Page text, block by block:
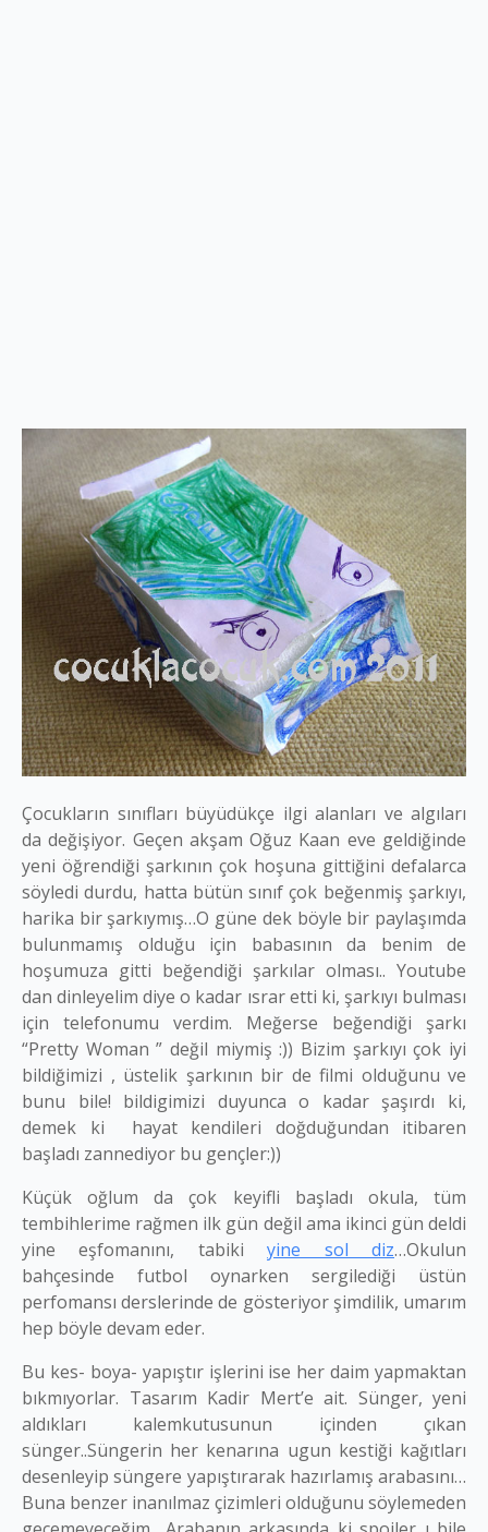
Çocukların sınıfları büyüdükçe ilgi alanları ve algıları
da değişiyor. Geçen akşam Oğuz Kaan eve geldiğinde
yeni öğrendiği şarkının çok hoşuna gittiğini defalarca
söyledi durdu, hatta bütün sınıf çok beğenmiş şarkıyı,
harika bir şarkıymış…O güne dek böyle bir paylaşımda
bulunmamış olduğu için babasının da benim de
hoşumuza gitti beğendiği şarkılar olması.. Youtube
dan dinleyelim diye o kadar ısrar etti ki, şarkıyı bulması
için telefonumu verdim. Meğerse beğendiği şarkı
“Pretty Woman ” değil miymiş :)) Bizim şarkıyı çok iyi
bildiğimizi , üstelik şarkının bir de filmi olduğunu ve
bunu bile! bildigimizi duyunca o kadar şaşırdı ki,
demek ki hayat kendileri doğduğundan itibaren
başladı zannediyor bu gençler:))
Küçük oğlum da çok keyifli başladı okula, tüm
tembihlerime rağmen ilk gün değil ama ikinci gün deldi
yine eşfomanını, tabikiyine sol diz…Okulun
bahçesinde futbol oynarken sergilediği üstün
perfomansı derslerinde de gösteriyor şimdilik, umarım
hep böyle devam eder.
Bu kes- boya- yapıştır işlerini ise her daim yapmaktan
bıkmıyorlar. Tasarım Kadir Mert’e ait. Sünger, yeni
aldıkları kalemkutusunun içinden çıkan
sünger..Süngerin her kenarına ugun kestiği kağıtları
desenleyip süngere yapıştırarak hazırlamış arabasını…
Buna benzer inanılmaz çizimleri olduğunu söylemeden